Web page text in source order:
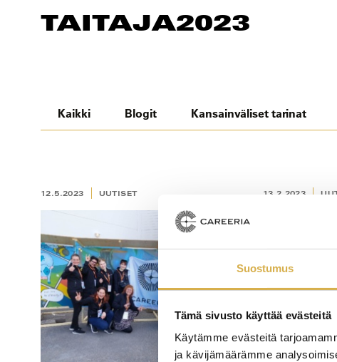
Suostumus
Tämä sivusto käyttää evästeitä
Käytämme evästeitä
ja kävijämäärämme
TAITAJA2023
Kaikki Blogit Kansainväliset tarinat
12.5.2023 UUTISET 13.2.2023